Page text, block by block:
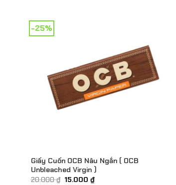
-25%
Giấy Cuốn OCB Nâu Ngắn ( OCB
Unbleached Virgin )
20.000₫ Giá
15.000₫Giá